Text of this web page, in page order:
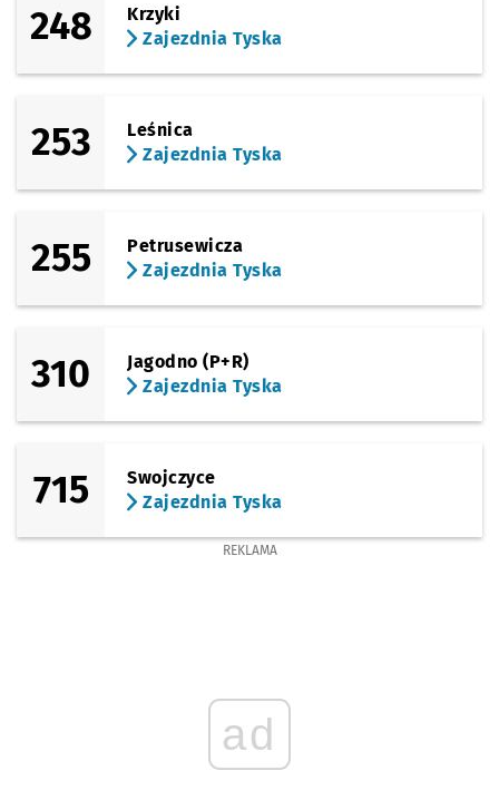
248
Krzyki
Zajezdnia Tyska
253
Leśnica
Zajezdnia Tyska
255
Petrusewicza
Zajezdnia Tyska
310
Jagodno (P+R)
Zajezdnia Tyska
715
Swojczyce
Zajezdnia Tyska
REKLAMA
ad